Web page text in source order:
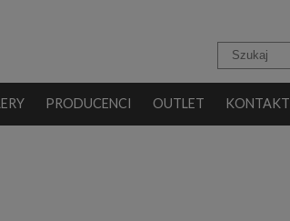
PRODUCENCI OUTLET KONTAKT